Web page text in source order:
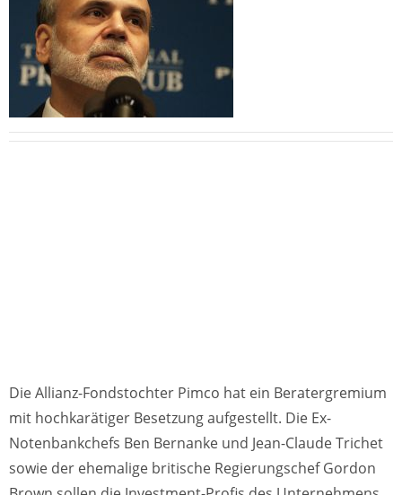
Die Allianz-Fondstochter Pimco hat ein Beratergremium
mit hochkarätiger Besetzung aufgestellt. Die Ex-
Notenbankchefs Ben Bernanke und Jean-Claude Trichet
sowie der ehemalige britische Regierungschef Gordon